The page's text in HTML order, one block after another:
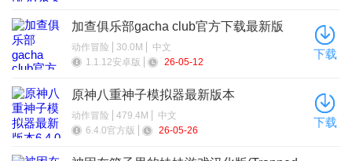
加查俱乐部gacha club官方下载最新版
动作冒险 30.0M
中文
1.1.12安卓版
26-05-12
下载
原神八重神子模拟器最新版本
动作冒险 479.4M
中文
6.4.0官方版
26-05-26
下载